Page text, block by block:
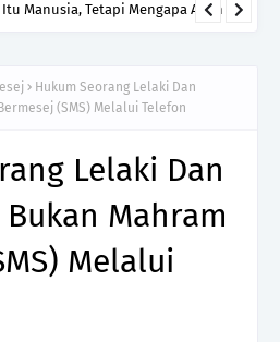
Manusia, Tetapi Mengapa Allah
Hukum Seorang Lelaki Dan
(SMS) Melalui Telefon
Lelaki Dan
Mahram
Melalui